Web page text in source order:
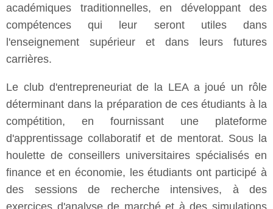
académiques traditionnelles, en développant des
compétences qui leur seront utiles dans
l'enseignement supérieur et dans leurs futures
carrières.
Le club d'entrepreneuriat de la LEA a joué un rôle
déterminant dans la préparation de ces étudiants à la
compétition, en fournissant une plateforme
d'apprentissage collaboratif et de mentorat. Sous la
houlette de conseillers universitaires spécialisés en
finance et en économie, les étudiants ont participé à
des sessions de recherche intensives, à des
exercices d'analyse de marché et à des simulations